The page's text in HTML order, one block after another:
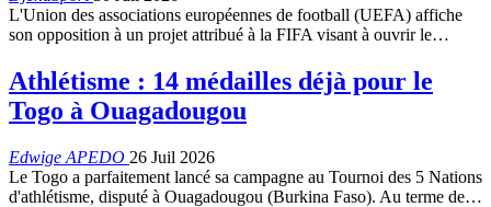
L'Union des associations européennes de football (UEFA) affiche
son opposition à un projet attribué à la FIFA visant à ouvrir le…
Athlétisme : 14 médailles déjà pour le
Togo à Ouagadougou
Edwige APEDO 26 Juil 2026
Le Togo a parfaitement lancé sa campagne au Tournoi des 5 Nations
d'athlétisme, disputé à Ouagadougou (Burkina Faso). Au terme de…